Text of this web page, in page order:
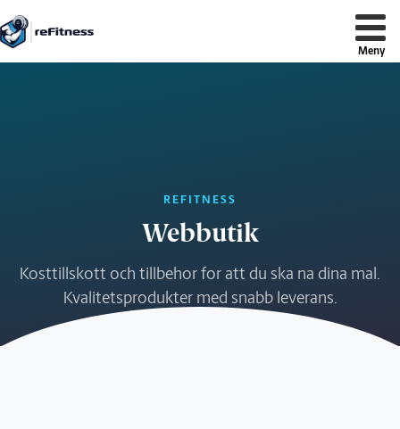
reFitness
REFITNESS
Webbutik
Kosttillskott och tillbehor for att du ska na dina mal.
Kvalitetsprodukter med snabb leverans.